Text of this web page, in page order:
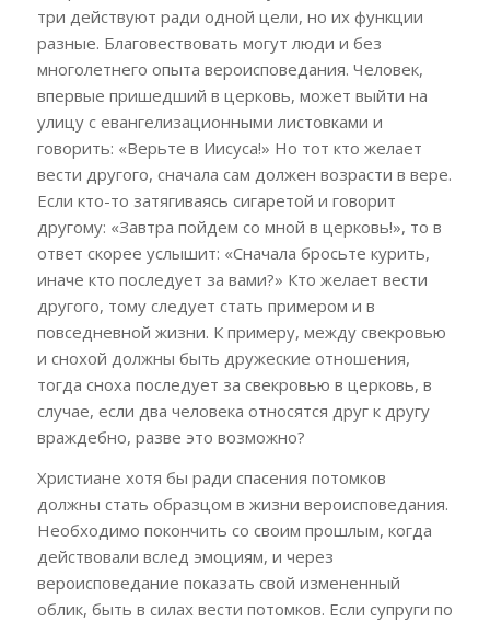
три действуют ради одной цели, но их функции
разные. Благовествовать могут люди и без
многолетнего опыта вероисповедания. Человек,
впервые пришедший в церковь, может выйти на
улицу с евангелизационными листовками и
говорить: «Верьте в Иисуса!» Но тот кто желает
вести другого, сначала сам должен возрасти в вере.
Если кто-то затягиваясь сигаретой и говорит
другому: «Завтра пойдем со мной в церковь!», то в
ответ скорее услышит: «Сначала бросьте курить,
иначе кто последует за вами?» Кто желает вести
другого, тому следует стать примером и в
повседневной жизни. К примеру, между свекровью
и снохой должны быть дружеские отношения,
тогда сноха последует за свекровью в церковь, в
случае, если два человека относятся друг к другу
враждебно, разве это возможно?
Христиане хотя бы ради спасения потомков
должны стать образцом в жизни вероисповедания.
Необходимо покончить со своим прошлым, когда
действовали вслед эмоциям, и через
вероисповедание показать свой измененный
облик, быть в силах вести потомков. Если супруги по